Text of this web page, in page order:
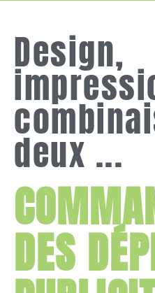
Design,
deux ...
DES